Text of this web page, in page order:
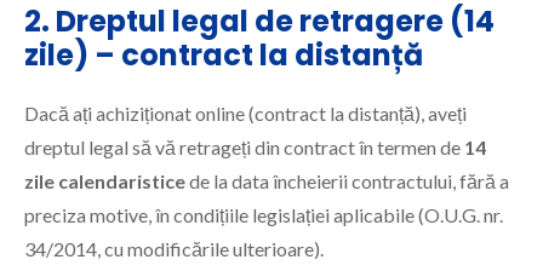
2. Dreptul legal de retragere (14
zile) – contract la distanță
Dacă ați achiziționat online (contract la distanță), aveți
dreptul legal să vă retrageți din contract în termen de 14
zile calendaristicede la data încheierii contractului, fără a
preciza motive, în condițiile legislației aplicabile (O.U.G. nr.
34/2014, cu modificările ulterioare).